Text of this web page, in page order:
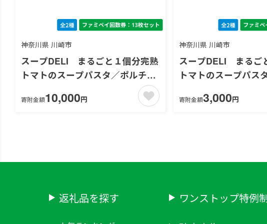
神奈川県 川崎市
スープDELI まるごと１個分完熟
トマトのスープパスタ／ポルチー
ニ香るきのこのクリームスープパ
スタ【ファミペイ回数券13枚セッ
寄附金額10,000円
神奈川県 川崎市
スープDELI まるご
トマトのスープパス
ニ香るきのこのクリ
スタ【ファミペイ回
寄附金額3,000円
返礼品を探す ワンストップ特例